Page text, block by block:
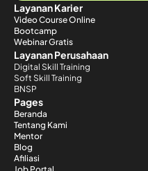
Layanan Karier
Video Course Online
Bootcamp
Webinar Gratis
Layanan Perusahaan
Digital Skill Training
Soft Skill Training
BNSP
Pages
Beranda
Tentang Kami
Mentor
Blog
Afiliasi